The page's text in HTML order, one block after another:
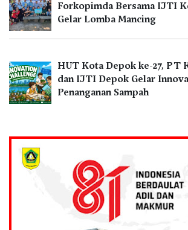
Forkopimda Bersama IJTI
Gelar Lomba Mancing
HUT Kota Depok ke-27, PT
dan IJTI Depok Gelar
Penanganan Sampah